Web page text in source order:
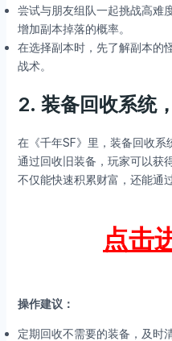
尝试与朋友组队一起挑战高难
增加副本掉落的概率。
在选择副本时，先了解副本的
战术。
2. 装备回收系统
在《千年SF》里，装备回收系
通过回收旧装备，玩家可以获
不仅能快速积累财富，还能通
点击
操作建议：
定期回收不需要的装备，及时